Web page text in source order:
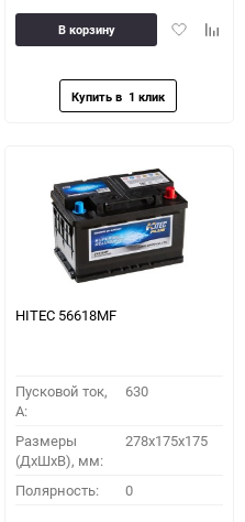
Добавить
В корзину
HITEC 56618MF
Пусковой ток,
A:
630
Размеры
(ДхШхВ), мм:
278x175x175
Полярность: 0